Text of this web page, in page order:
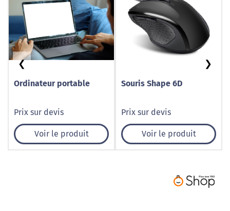
Ordinateur portable
Prix sur devis
Voir le produit
Souris Shape 6D
Prix sur devis
Voir le produit
❮ ❯